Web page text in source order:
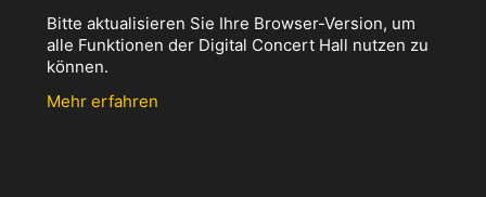
Bitte aktualisieren Sie Ihre Browser-Version, um
alle Funktionen der Digital Concert Hall nutzen zu
können.
Mehr erfahren